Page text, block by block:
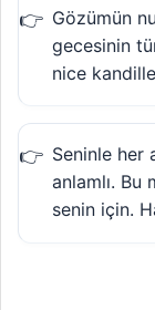
Gözümün
gecesinin
nice
Seninle her
anlamlı.
senin için.